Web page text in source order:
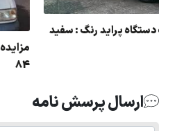
مزایده یک دستگاه پراید رنگ : سفید
ارسال پرسش نامه